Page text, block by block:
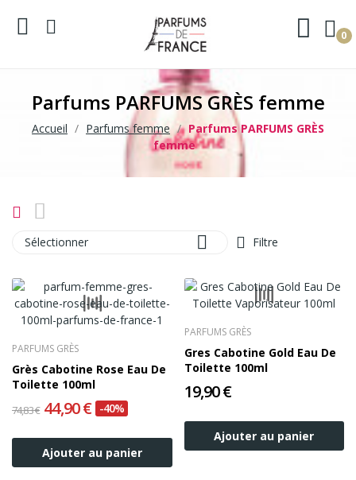
0
Parfums PARFUMS GRÈS femme
Accueil Parfums femme
Parfums PARFUMS GRÈS
femme
Sélectionner  Filtre
PARFUMS GRÈS
Grès Cabotine Rose Eau De
Toilette 100ml
74,83 € 44,90 € -40%
Ajouter au panier
PARFUMS GRÈS
Gres Cabotine Gold Eau De
Toilette 100ml
19,90 €
Ajouter au panier